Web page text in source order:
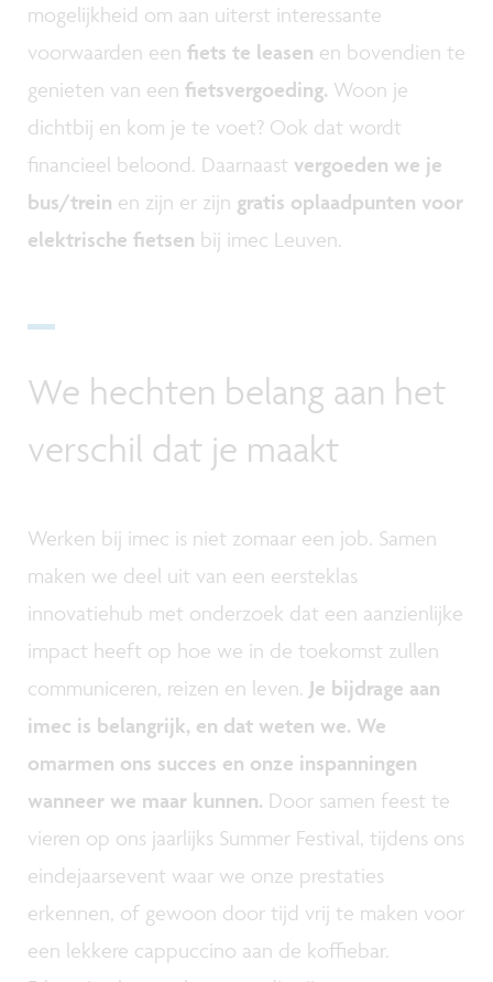
mogelijkheid om aan uiterst interessante
voorwaarden een fiets te leasen en bovendien te
genieten van een fietsvergoeding. Woon je
dichtbij en kom je te voet? Ook dat wordt
financieel beloond. Daarnaast vergoeden we je
bus/trein en zijn er zijn gratis oplaadpunten voor
elektrische fietsen bij imec Leuven.
We hechten belang aan het
verschil dat je maakt
Werken bij imec is niet zomaar een job. Samen
maken we deel uit van een eersteklas
innovatiehub met onderzoek dat een aanzienlijke
impact heeft op hoe we in de toekomst zullen
communiceren, reizen en leven. Je bijdrage aan
imec is belangrijk, en dat weten we. We
omarmen ons succes en onze inspanningen
wanneer we maar kunnen. Door samen feest te
vieren op ons jaarlijks Summer Festival, tijdens ons
eindejaarsevent waar we onze prestaties
erkennen, of gewoon door tijd vrij te maken voor
een lekkere cappuccino aan de koffiebar.